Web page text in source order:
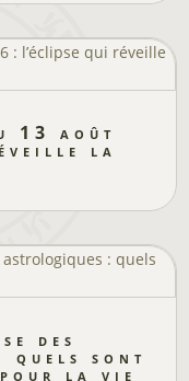
13 août
la
des
quels sont
la vie